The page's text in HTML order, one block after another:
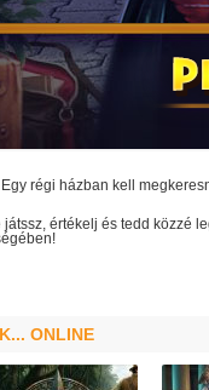
régi házban kell
játssz, értékelj és tedd közzé
ONLINE